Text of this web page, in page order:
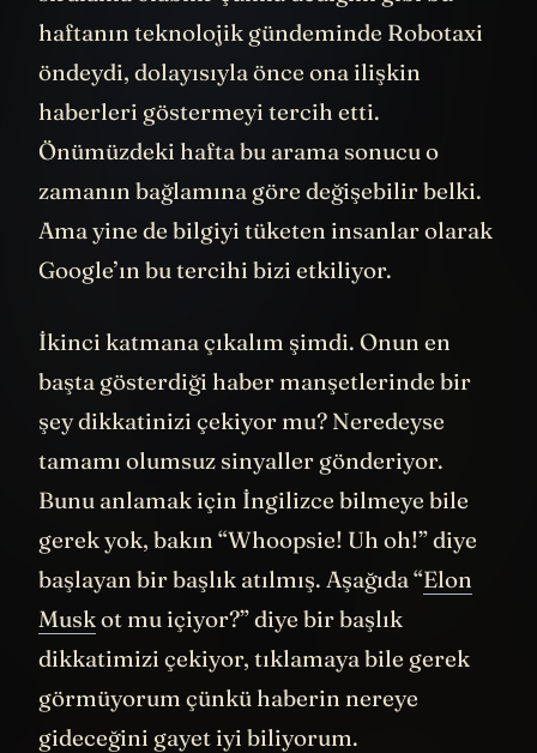
sıralama olabilir çünkü dediğim gibi bu
haftanın teknolojik gündeminde Robotaxi
öndeydi, dolayısıyla önce ona ilişkin
haberleri göstermeyi tercih etti.
Önümüzdeki hafta bu arama sonucu o
zamanın bağlamına göre değişebilir belki.
Ama yine de bilgiyi tüketen insanlar olarak
İkinci katmana çıkalım şimdi. Onun en
başta gösterdiği haber manşetlerinde bir
şey dikkatinizi çekiyor mu? Neredeyse
tamamı olumsuz sinyaller gönderiyor.
Bunu anlamak için İngilizce bilmeye bile
gerek yok, bakın “Whoopsie! Uh oh!” diye
başlayan bir başlık atılmış. Aşağıda “
Muskot mu içiyor?” diye bir başlık
dikkatimizi çekiyor, tıklamaya bile gerek
görmüyorum çünkü haberin nereye